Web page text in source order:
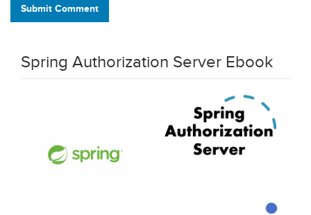
Submit Comment
Spring Authorization Server Ebook